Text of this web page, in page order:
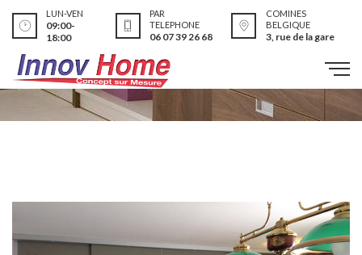
LUN-VEN
09:00-
18:00
PAR
TELEPHONE
06 07 39 26 68
COMINES
BELGIQUE
3, rue de la gare
Réalisations